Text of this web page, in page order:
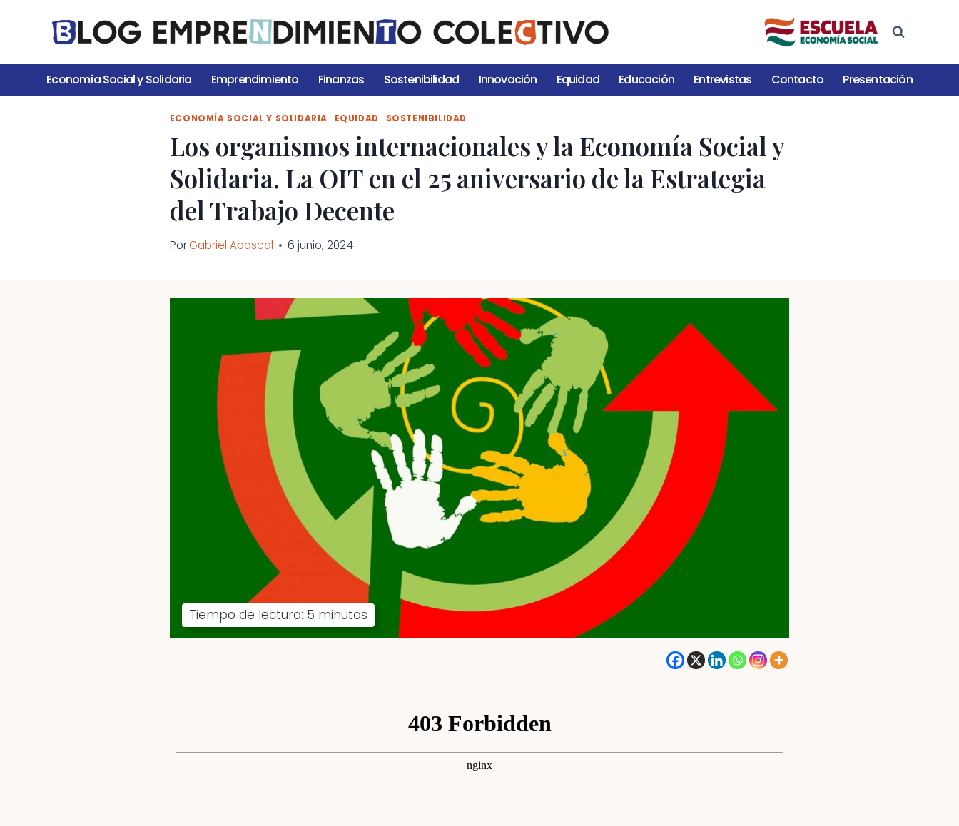
contenido
Economía Social y Solidaria Emprendimiento Finanzas Sostenibilidad Innovación Equidad Educación Entrevistas Contacto Presentación
ECONOMÍA SOCIAL Y SOLIDARIA · EQUIDAD · SOSTENIBILIDAD
Los organismos internacionales y la Economía Social y
Solidaria. La OIT en el 25 aniversario de la Estrategia
del Trabajo Decente
PorGabriel Abascal 6 junio, 2024
Tiempo de lectura: 5 minutos